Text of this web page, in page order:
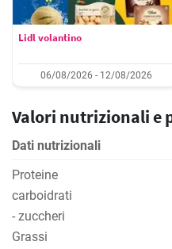
Lidl volantino
06/08/2026 - 12/08/2026
Valori nutrizionali e
Dati nutrizionali
Proteine
carboidrati
- zuccheri
Grassi